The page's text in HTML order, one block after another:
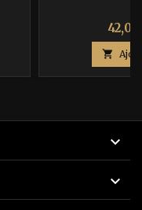
Prix


